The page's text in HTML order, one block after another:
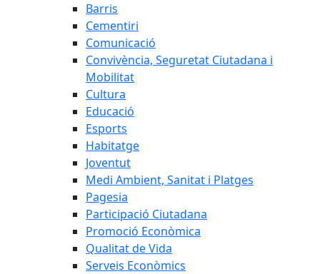
Barris
Cementiri
Comunicació
Convivència, Seguretat Ciutadana i
Mobilitat
Cultura
Educació
Esports
Habitatge
Joventut
Medi Ambient, Sanitat i Platges
Pagesia
Participació Ciutadana
Promoció Econòmica
Qualitat de Vida
Serveis Econòmics